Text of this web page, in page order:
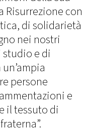
Risurrezione con
di solidarietà
nei nostri
e di
persone
e
il tessuto di